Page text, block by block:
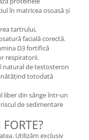
în matricea osoasă și
tartrului,
facială corectă.
D3 fortifică
respiratorii.
natural de testosteron
totodată
liber din sânge într-un
de sedimentare
Utilizăm exclusiv